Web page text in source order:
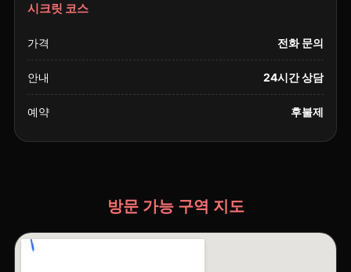
시크릿 코스
가격 전화 문의
안내 24시간 상담
예약 후불제
방문 가능 구역 지도